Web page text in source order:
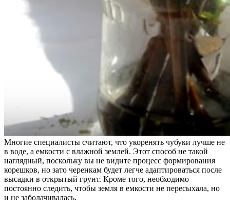
Многие специалисты считают, что укоренять чубуки лучше не
в воде, а емкости с влажной землей. Этот способ не такой
наглядный, поскольку вы не видите процесс формирования
корешков, но зато черенкам будет легче адаптироваться после
высадки в открытый грунт. Кроме того, необходимо
постоянно следить, чтобы земля в емкости не пересыхала, но
и не заболачивалась.